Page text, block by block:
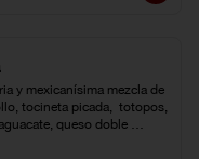
y mexicanísima mezcla de
tocineta picada,  totopos,
queso doble